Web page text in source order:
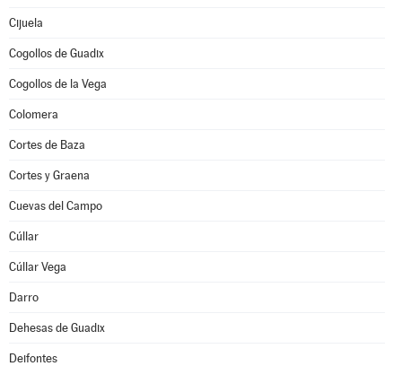
Cijuela
Cogollos de Guadix
Cogollos de la Vega
Colomera
Cortes de Baza
Cortes y Graena
Cuevas del Campo
Cúllar
Cúllar Vega
Darro
Dehesas de Guadix
Deifontes